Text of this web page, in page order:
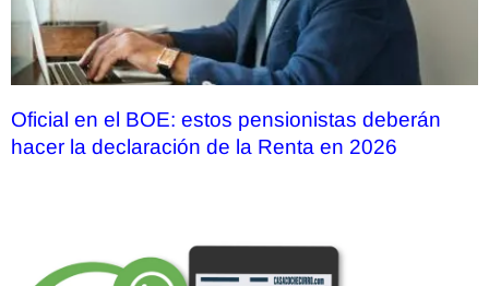
Oficial en el BOE: estos pensionistas deberán
hacer la declaración de la Renta en 2026